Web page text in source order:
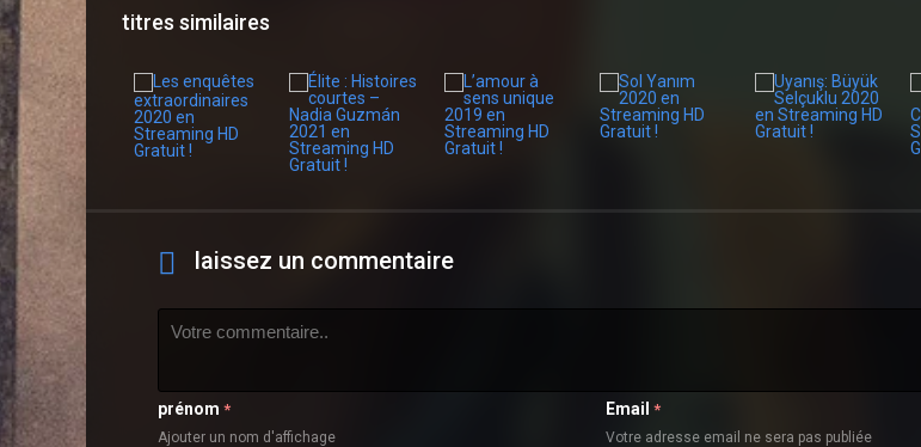
titres similaires
laissez un commentaire
prénom *
Ajouter un nom d'affichage
Email *
Votre adresse email ne sera pas publiée